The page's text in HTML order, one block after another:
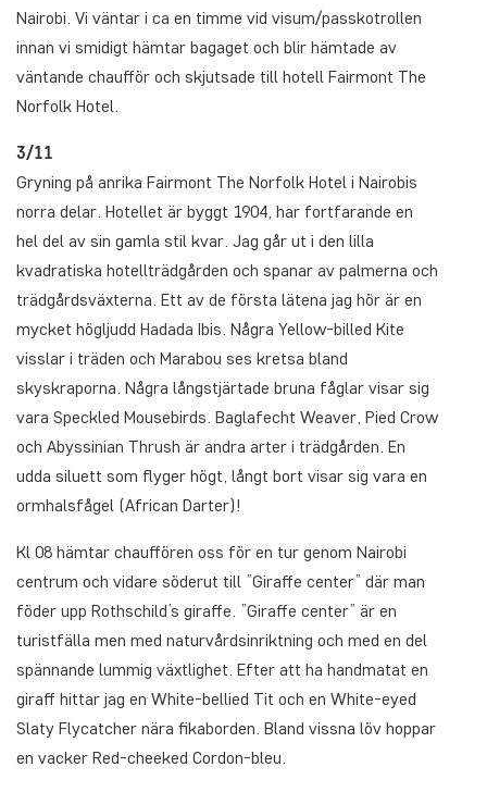
Nairobi. Vi väntar i ca en timme vid visum/passkotrollen
innan vi smidigt hämtar bagaget och blir hämtade av
väntande chaufför och skjutsade till hotell Fairmont The
Norfolk Hotel.
3/11
Gryning på anrika Fairmont The Norfolk Hotel i Nairobis
norra delar. Hotellet är byggt 1904, har fortfarande en
hel del av sin gamla stil kvar. Jag går ut i den lilla
kvadratiska hotellträdgården och spanar av palmerna och
trädgårdsväxterna. Ett av de första lätena jag hör är en
mycket högljudd Hadada Ibis. Några Yellow-billed Kite
visslar i träden och Marabou ses kretsa bland
skyskraporna. Några långstjärtade bruna fåglar visar sig
vara Speckled Mousebirds. Baglafecht Weaver, Pied Crow
och Abyssinian Thrush är andra arter i trädgården. En
udda siluett som flyger högt, långt bort visar sig vara en
ormhalsfågel (African Darter)!
Kl 08 hämtar chauffören oss för en tur genom Nairobi
centrum och vidare söderut till ”Giraffe center” där man
föder upp Rothschild’s giraffe. ”Giraffe center” är en
turistfälla men med naturvårdsinriktning och med en del
spännande lummig växtlighet. Efter att ha handmatat en
giraff hittar jag en White-bellied Tit och en White-eyed
Slaty Flycatcher nära fikaborden. Bland vissna löv hoppar
en vacker Red-cheeked Cordon-bleu.